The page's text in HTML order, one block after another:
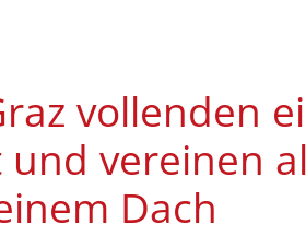
vollenden
vereinen
Dach